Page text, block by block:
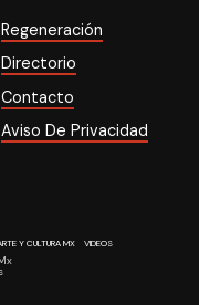
Regeneración
Directorio
Contacto
Aviso De Privacidad
Y CULTURA MX VIDEOS